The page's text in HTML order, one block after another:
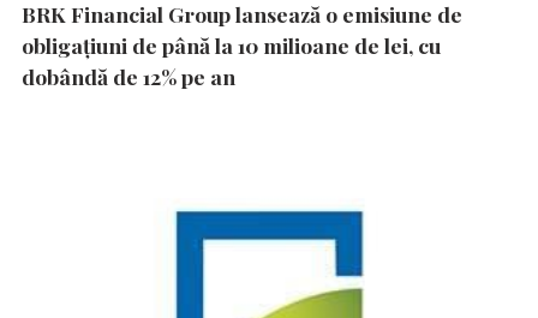
BRK Financial Group lansează o emisiune de
obligațiuni de până la 10 milioane de lei, cu
dobândă de 12% pe an